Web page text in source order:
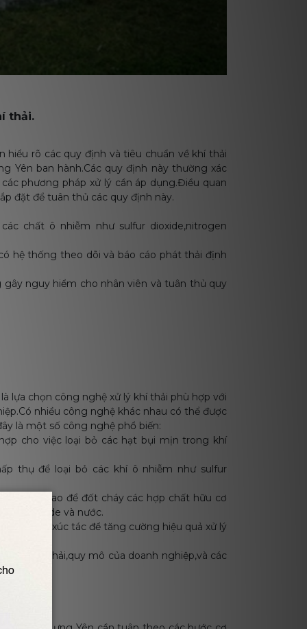
thải.
hiểu rõ các quy định và tiêu chuẩn về khí thải
Yên ban hành.Các quy định này thường xác
phương pháp xử lý cần áp dụng.Điều quan
đặt để tuân thủ các quy định này.
chất ô nhiễm như sulfur dioxide,nitrogen
hệ thống theo dõi và báo cáo phát thải định
nguy hiểm cho nhân viên và tuân thủ quy
lựa chọn công nghệ xử lý khí thải phù hợp với
nhiều công nghệ khác nhau có thể được
là một số công nghệ phổ biến:
cho việc loại bỏ các hạt bụi mịn trong khí
thụ để loại bỏ các khí ô nhiễm như sulfur
độ cao để đốt cháy các hợp chất hữu cơ
dioxide và nước.
chất xúc tác để tăng cường hiệu quả xử lý
của khí thải,quy mô của doanh nghiệp,và các